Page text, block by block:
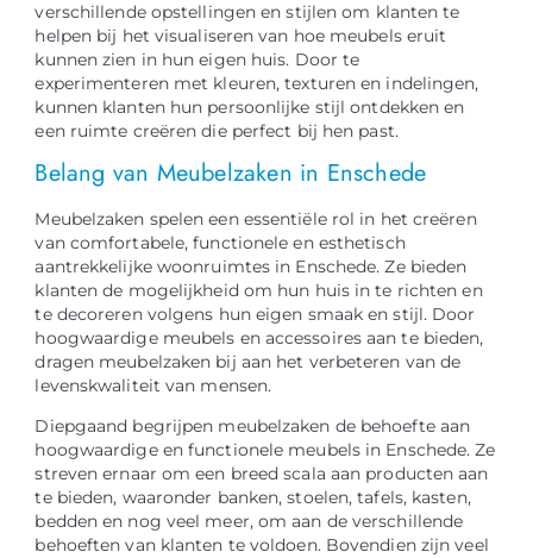
verschillende opstellingen en stijlen om klanten te
helpen bij het visualiseren van hoe meubels eruit
kunnen zien in hun eigen huis. Door te
experimenteren met kleuren, texturen en indelingen,
kunnen klanten hun persoonlijke stijl ontdekken en
een ruimte creëren die perfect bij hen past.
Belang van Meubelzaken in Enschede
Meubelzaken spelen een essentiële rol in het creëren
van comfortabele, functionele en esthetisch
aantrekkelijke woonruimtes in Enschede. Ze bieden
klanten de mogelijkheid om hun huis in te richten en
te decoreren volgens hun eigen smaak en stijl. Door
hoogwaardige meubels en accessoires aan te bieden,
dragen meubelzaken bij aan het verbeteren van de
levenskwaliteit van mensen.
Diepgaand begrijpen meubelzaken de behoefte aan
hoogwaardige en functionele meubels in Enschede. Ze
streven ernaar om een ​​breed scala aan producten aan
te bieden, waaronder banken, stoelen, tafels, kasten,
bedden en nog veel meer, om aan de verschillende
behoeften van klanten te voldoen. Bovendien zijn veel